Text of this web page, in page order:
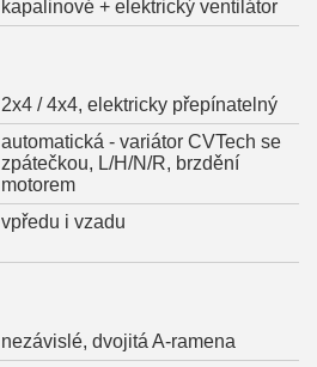
kapalinové + elektrický ventilátor
2x4 / 4x4, elektricky přepínatelný
automatická - variátor CVTech se
zpátečkou, L/H/N/R, brzdění
motorem
vpředu i vzadu
nezávislé, dvojitá A-ramena